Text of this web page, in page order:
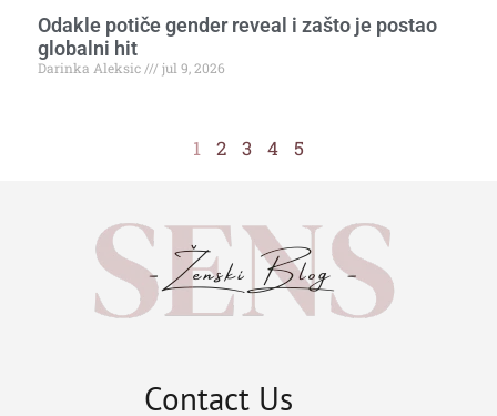
Odakle potiče gender reveal i zašto je postao
globalni hit
Darinka Aleksic jul 9, 2026
1 2 3 4 5
Contact Us